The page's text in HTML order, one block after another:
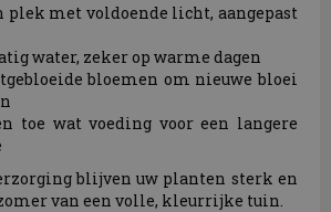
plek met voldoende licht, aangepast
water, zeker op warme dagen
bloemen om nieuwe bloei
toe wat voeding voor een langere
blijven uw planten sterk en
van een volle, kleurrijke tuin.